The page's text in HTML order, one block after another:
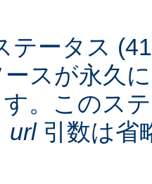
テータス
スが永久
。このス
url引数は省